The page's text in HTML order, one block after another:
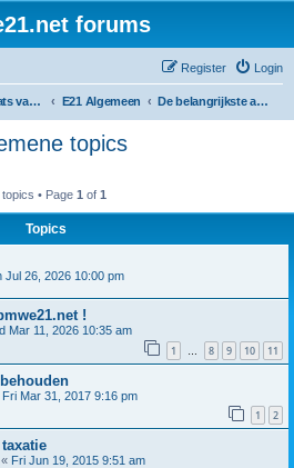
forums
Login
Register
De verzamelplaats van E21 fanaten der lage landen - Dutch forum E21 Algemeen De belangrijkste algemene topics
topics
topics • Page 1 of 1
Topics
Jul 26, 2026 10:00 pm
!
Mar 11, 2026 10:35 am
1 … 8 9 10 11
Fri Mar 31, 2017 9:16 pm
1 2
« Fri Jun 19, 2015 9:51 am